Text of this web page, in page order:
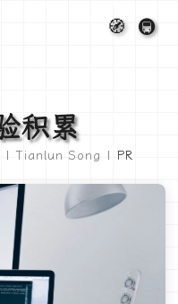
🧭 🚇
积累
Tianlun Song | PR